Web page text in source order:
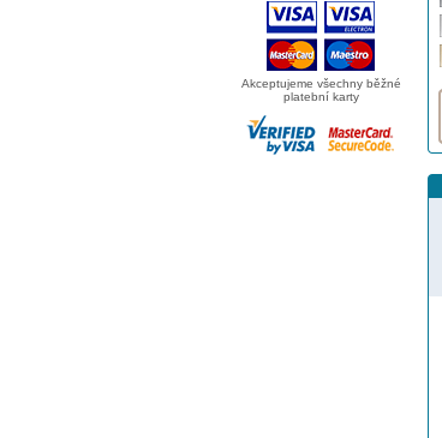
Akceptujeme všechny běžné
platební karty